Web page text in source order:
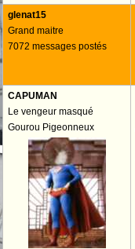
glenat15
Grand maitre
7072 messages postés
CAPUMAN
Le vengeur masqué
Gourou Pigeonneux